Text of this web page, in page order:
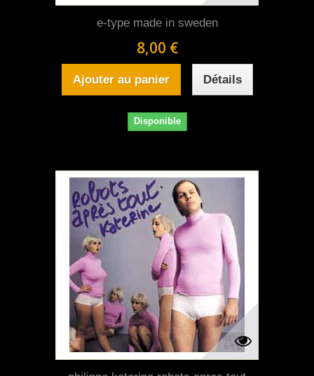
e-type made in sweden
8,00 €
Ajouter au panier Détails
Disponible